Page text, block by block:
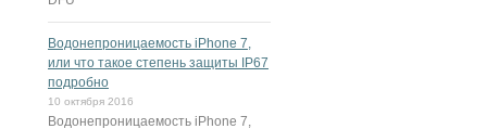
Водонепроницаемость iPhone 7,
или что такое степень защиты IP67
подробно
10 октября 2016
Водонепроницаемость iPhone 7,